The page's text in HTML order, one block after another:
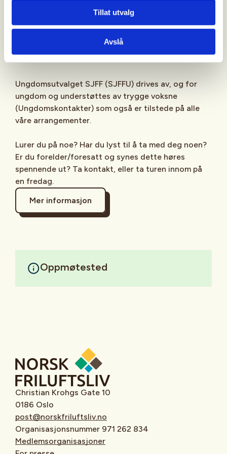
Tillat utvalg
Avslå
SJFFUpå Instagram
TikTokog vår egenpodcastpå din favoritt-
Ungdomsutvalget SJFF (SJFFU) drives av, og for
ungdom og understøttes av trygge voksne
(Ungdomskontakter) som også er tilstede på alle
våre arrangementer.
Lurer du på noe? Har du lyst til å ta med deg noen?
Er du forelder/foresatt og synes dette høres
spennende ut? Ta kontakt, eller ta turen innom på
en fredag.
Mer informasjon
Oppmøtested
Christian Krohgs Gate 10
0186 Oslo
post@norskfriluftsliv.no
Organisasjonsnummer 971 262 834
Medlemsorganisasjoner